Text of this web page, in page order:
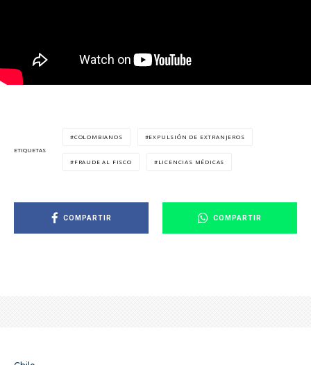
ETIQUETAS
COLOMBIANOS EXPULSIÓN DE EXTRANJEROS
FRAUDE AL FISCO LICENCIAS MÉDICAS
COMPARTIR COMPARTIR